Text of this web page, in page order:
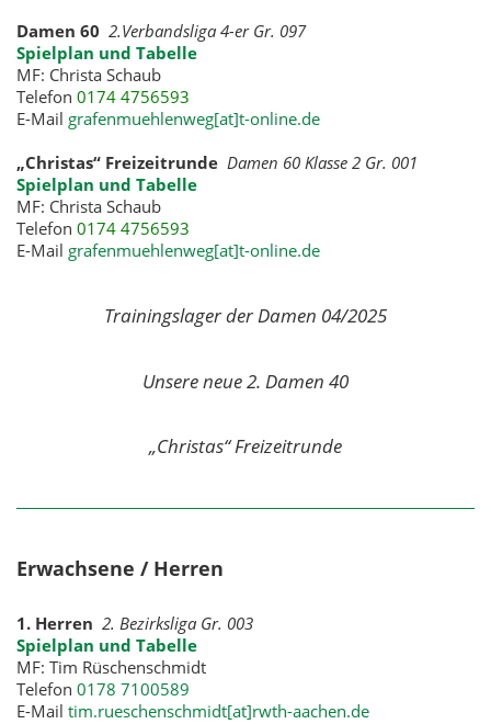
Damen 60 2.Verbandsliga 4-er Gr. 097
Spielplan und Tabelle
MF: Christa Schaub
Telefon 0174 4756593
E-Mail grafenmuehlenweg[at]t-online.de
„Christas“ Freizeitrunde Damen 60 Klasse 2 Gr. 001
Spielplan und Tabelle
MF: Christa Schaub
Telefon 0174 4756593
E-Mail grafenmuehlenweg[at]t-online.de
Trainingslager der Damen 04/2025
Unsere neue 2. Damen 40
„Christas“ Freizeitrunde
Erwachsene / Herren
1. Herren 2. Bezirksliga Gr. 003
Spielplan und Tabelle
MF: Tim Rüschenschmidt
Telefon 0178 7100589
E-Mail tim.rueschenschmidt[at]rwth-aachen.de